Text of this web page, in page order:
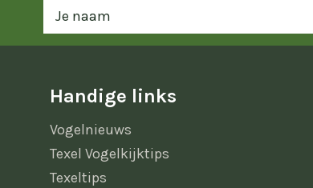
Handige links
Vogelnieuws
Texel Vogelkijktips
Texeltips